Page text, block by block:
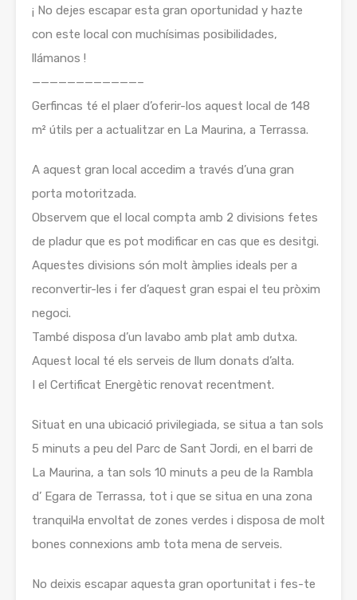
¡ No dejes escapar esta gran oportunidad y hazte
con este local con muchísimas posibilidades,
llámanos !
————————————–
Gerfincas té el plaer d’oferir-los aquest local de 148
m² útils per a actualitzar en La Maurina, a Terrassa.
A aquest gran local accedim a través d’una gran
porta motoritzada.
Observem que el local compta amb 2 divisions fetes
de pladur que es pot modificar en cas que es desitgi.
Aquestes divisions són molt àmplies ideals per a
reconvertir-les i fer d’aquest gran espai el teu pròxim
negoci.
També disposa d’un lavabo amb plat amb dutxa.
Aquest local té els serveis de llum donats d’alta.
I el Certificat Energètic renovat recentment.
Situat en una ubicació privilegiada, se situa a tan sols
5 minuts a peu del Parc de Sant Jordi, en el barri de
La Maurina, a tan sols 10 minuts a peu de la Rambla
d’ Egara de Terrassa, tot i que se situa en una zona
tranquil·la envoltat de zones verdes i disposa de molt
bones connexions amb tota mena de serveis.
No deixis escapar aquesta gran oportunitat i fes-te